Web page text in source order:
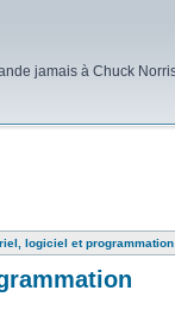
jamais à Chuck
logiciel et programmation